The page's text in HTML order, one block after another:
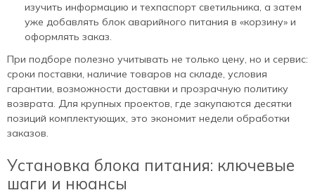
изучить информацию и техпаспорт светильника, а затем
уже добавлять блок аварийного питания в «корзину» и
оформлять заказ.
При подборе полезно учитывать не только цену, но и сервис:
сроки поставки, наличие товаров на складе, условия
гарантии, возможности доставки и прозрачную политику
возврата. Для крупных проектов, где закупаются десятки
позиций комплектующих, это экономит недели обработки
заказов.
Установка блока питания: ключевые
шаги и нюансы